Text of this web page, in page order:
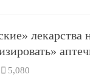
5,080